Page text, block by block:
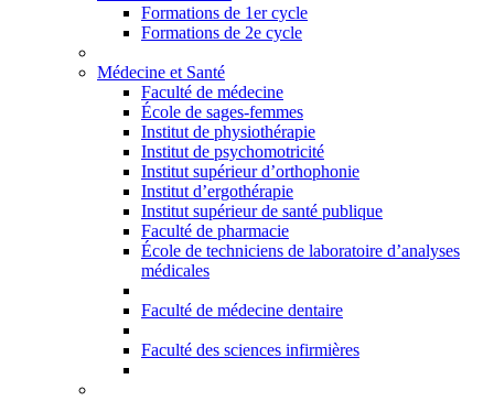
Formations de 1er cycle
Formations de 2e cycle
Médecine et Santé
Faculté de médecine
École de sages-femmes
Institut de physiothérapie
Institut de psychomotricité
Institut supérieur d’orthophonie
Institut d’ergothérapie
Institut supérieur de santé publique
Faculté de pharmacie
École de techniciens de laboratoire d’analyses
médicales
Faculté de médecine dentaire
Faculté des sciences infirmières